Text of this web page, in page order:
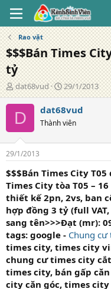
Rao vặt
$$$Bán Times
tỷ
T
á
c
g
ả
dat68vud
N
g
à
y
đ
g
29/1/2013
D dat68vud
Thành viên
29/1/2013
$$$Bán Times City
Times City tòa T05 –
thiết kế 2pn, 2vs, ban
hợp đồng 3 tỷ (full
sang tên>>>Đạt (mr):
tags: google - Chung cư
times city, times city
chung cư times city
times city, bán gấp
city căn góc, times